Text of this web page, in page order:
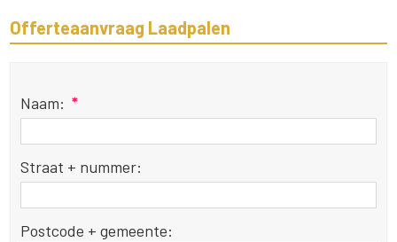
Offerteaanvraag Laadpalen
Naam: *
Straat + nummer:
Postcode + gemeente: